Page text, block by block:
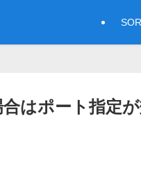
はポート指定